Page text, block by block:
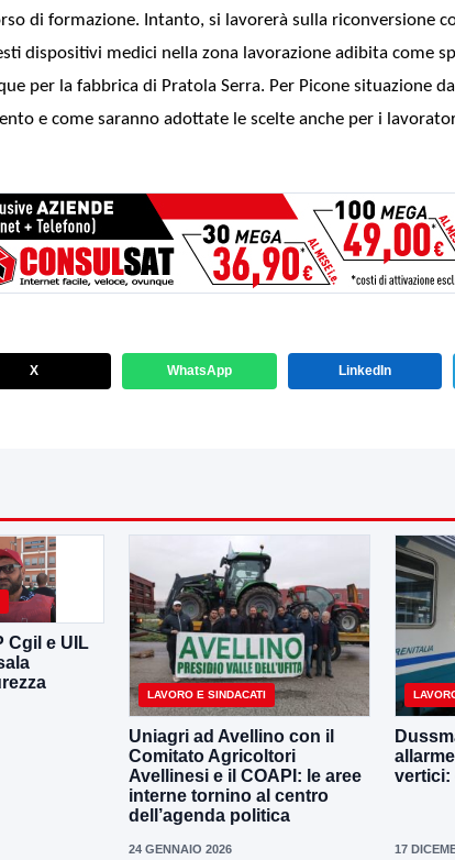
di formazione. Intanto, si lavorerà sulla riconversione
dispositivi medici nella zona lavorazione adibita come
per la fabbrica di Pratola Serra. Per Picone situazione
e come saranno adottate le scelte anche per i
X WhatsApp LinkedIn
Cgil e UIL
LAVORO E SINDACATI
Uniagri ad Avellino con il
Comitato Agricoltori
Avellinesi e il COAPI: le aree
interne tornino al centro
dell’agenda politica
24 GENNAIO 2026
vertici:
17